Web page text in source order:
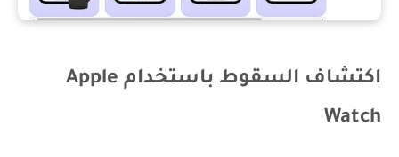
اكتشاف السقوط باستخدام Apple
Watch